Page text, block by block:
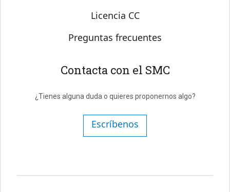
Licencia CC
Preguntas frecuentes
Contacta con el SMC
¿Tienes alguna duda o quieres proponernos algo?
Escríbenos